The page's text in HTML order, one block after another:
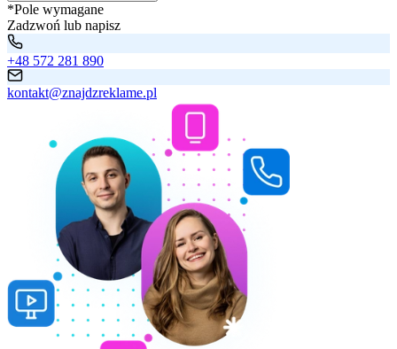
*Pole wymagane
Zadzwoń lub napisz
+48 572 281 890
kontakt@znajdzreklame.pl